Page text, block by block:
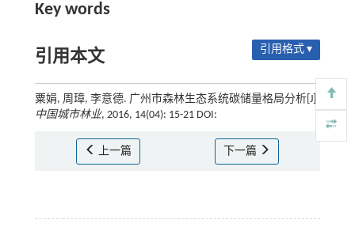
Key words
引用本文 引用格式 ▾
粟娟, 周璋, 李意德. 广州市森林生态系统碳储量格局分析[J].
中国城市林业, 2016, 14(04): 15-21 DOI:
上一篇 下一篇